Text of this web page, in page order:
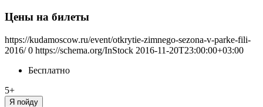
Цены на билеты
https://kudamoscow.ru/event/otkrytie-zimnego-sezona-v-parke-fili-
2016/ 0 https://schema.org/InStock 2016-11-20T23:00:00+03:00
Бесплатно
5+
Я пойду